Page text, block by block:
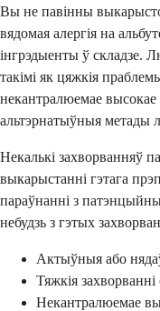
Вы не павінны
вядомая алергія на
інгрэдыенты ў складзе.
такімі як цяжкія
некантралюемае
альтэрнатыўныя метады
Некалькі захворванняў
выкарыстанні гэтага
параўнанні з
небудзь з гэтых
Актыўныя або
Тяжкія
Некантралюемае